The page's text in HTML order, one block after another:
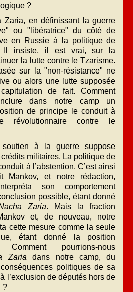
?
Zaria, en définissant la guerre
ou "libératrice" du côté de
en Russie à la politique de
Il insiste, il est vrai, sur la
la lutte contre le Tzarisme.
sur la "non-résistance" ne
ou alors une lutte supposée
de fait. Comment
dans notre camp un
de principe le conduit à
révolutionnaire contre le
à la guerre suppose
crédits militaires. La politique de
à l’abstention. C’est ainsi
Mankov, et notre rédaction,
son comportement
possible, étant donné
Zaria. Mais la fraction
et, de nouveau, notre
cette mesure comme la seule
étant donné la position
Comment pourrions-nous
Zaria dans notre camp, du
politiques de sa
l’exclusion de députés hors de
?